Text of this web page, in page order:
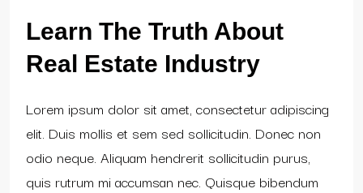
Learn The Truth About
Real Estate Industry
Lorem ipsum dolor sit amet, consectetur adipiscing
elit. Duis mollis et sem sed sollicitudin. Donec non
odio neque. Aliquam hendrerit sollicitudin purus,
quis rutrum mi accumsan nec. Quisque bibendum